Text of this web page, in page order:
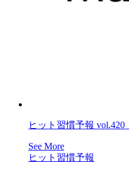
ヒット習慣予報 vol.420
See More
ヒット習慣予報